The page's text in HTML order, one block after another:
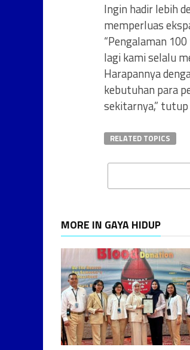
Ingin hadir lebih
memperluas
“Pengalaman
lagi kami selalu
Harapannya
kebutuhan para
sekitarnya,” tutup
RELATED TOPICS
MORE IN GAYA HIDUP